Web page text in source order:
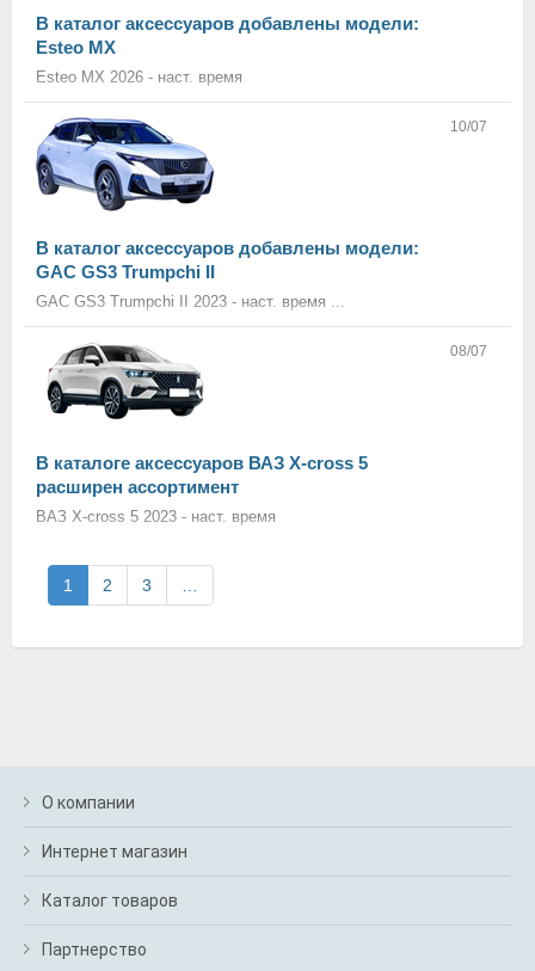
В каталог аксессуаров добавлены модели:
Esteo MX
Esteo MX 2026 - наст. время
10/07
В каталог аксессуаров добавлены модели:
GAC GS3 Trumpchi II
GAC GS3 Trumpchi II 2023 - наст. время ...
08/07
В каталоге аксессуаров ВАЗ X-cross 5
расширен ассортимент
ВАЗ X-cross 5 2023 - наст. время
1 2 3
О компании
Интернет магазин
Каталог товаров
Партнерство